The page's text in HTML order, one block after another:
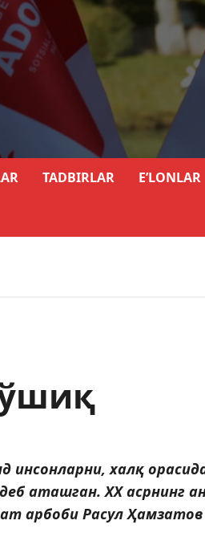
TADBIRLAR E’LONLAR
инсонларни, халқ
аташган. ХХ асрнинг
арбоби Расул Ҳамзатов